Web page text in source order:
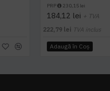
PRP 230,15 lei
184,12 lei + TVA
222,79 lei TVA inclus
Adaugă în Coş